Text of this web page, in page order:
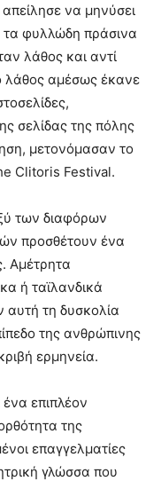
να μηνύσει
τα φυλλώδη πράσινα
λάθος και αντί
λάθος αμέσως έκανε
σελίδας της πόλης
μετονόμασαν το
Clitoris Festival.
των διαφόρων
προσθέτουν ένα
Αμέτρητα
ή ταϊλανδικά
αυτή τη δυσκολία
της ανθρώπινης
ερμηνεία.
επιπλέον
της
επαγγελματίες
γλώσσα που